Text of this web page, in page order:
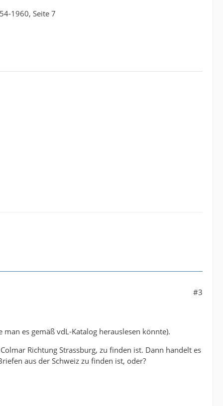
1960, Seite 7
#3
es gemäß vdL-Katalog herauslesen könnte).
Richtung Strassburg, zu finden ist. Dann handelt es
aus der Schweiz zu finden ist, oder?